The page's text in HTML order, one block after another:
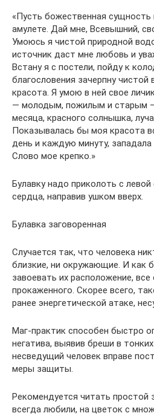
«Пусть божественная
амулете. Дай мне, Всевышний,
Умоюсь я чистой природной
источник даст мне любовь и
Встану я с постели, пойду к
благословения зачерпну
красота. Я умою в ней свое
— молодым, пожилым и старым —
месяца, красного солнышка,
Показывалась бы моя красота
день и каждую минуту,
Слово мое крепко.»
Булавку надо приколоть с
сердца, направив ушком вверх.
Булавка заговоренная
Случается так, что человека
близкие, ни окружающие. И как
завоевать их расположение,
прокаженного. Скорее всего,
ранее энергетической атаке,
Маг-практик способен быстро
негатива, выявив бреши в
несведущий человек вправе
меры защиты.
Рекомендуется читать простой
всегда любили, на цветок с